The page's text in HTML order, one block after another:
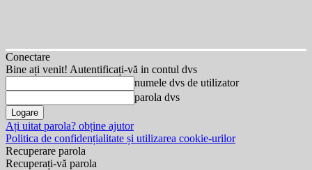
Conectare
Bine ați venit! Autentificați-vă in contul dvs
numele dvs de utilizator
parola dvs
Ați uitat parola? obține ajutor
Politica de confidențialitate și utilizarea cookie-urilor
Recuperare parola
Recuperați-vă parola